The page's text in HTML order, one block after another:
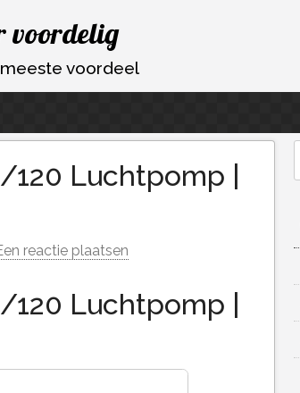
voordelig
voordeel
Luchtpomp |
reactie plaatsen
Luchtpomp |